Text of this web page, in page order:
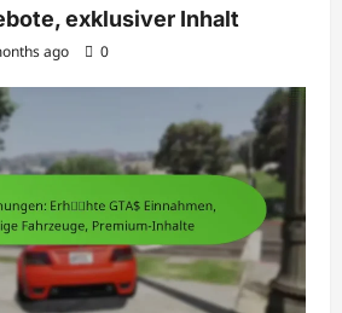
exklusiver Inhalt
ago 0